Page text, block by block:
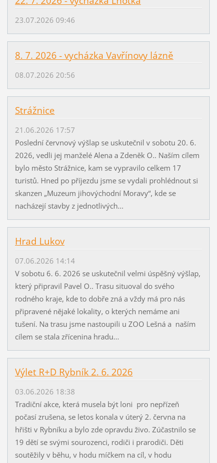
23.07.2026 09:46
8. 7. 2026 - vycházka Vavřínovy lázně
08.07.2026 20:56
Strážnice
21.06.2026 17:57
Poslední červnový výšlap se uskutečnil v sobotu 20. 6.
2026, vedli jej manželé Alena a Zdeněk O.. Naším cílem
bylo město Strážnice, kam se vypravilo celkem 17
turistů. Hned po příjezdu jsme se vydali prohlédnout si
skanzen „Muzeum jihovýchodní Moravy“, kde se
nacházejí stavby z jednotlivých...
Hrad Lukov
07.06.2026 14:14
V sobotu 6. 6. 2026 se uskutečnil velmi úspěšný výšlap,
který připravil Pavel O.. Trasu situoval do svého
rodného kraje, kde to dobře zná a vždy má pro nás
připravené nějaké lokality, o kterých nemáme ani
tušení. Na trasu jsme nastoupili u ZOO Lešná a naším
cílem se stala zřícenina hradu...
Výlet R+D Rybník 2. 6. 2026
03.06.2026 18:38
Tradiční akce, která musela být loni pro nepřízeň
počasí zrušena, se letos konala v úterý 2. června na
hřišti v Rybníku a bylo zde opravdu živo. Zúčastnilo se
19 dětí se svými sourozenci, rodiči i prarodiči. Děti
soutěžily v běhu, v hodu míčkem na cíl, v hodu